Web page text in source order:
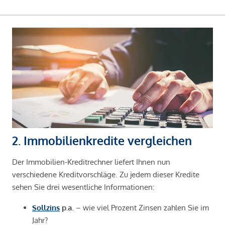
2. Immobilienkredite vergleichen
Der Immobilien-Kreditrechner liefert Ihnen nun
verschiedene Kreditvorschläge. Zu jedem dieser Kredite
sehen Sie drei wesentliche Informationen:
Sollzins p.a . – wie viel Prozent Zinsen zahlen Sie im
Jahr?